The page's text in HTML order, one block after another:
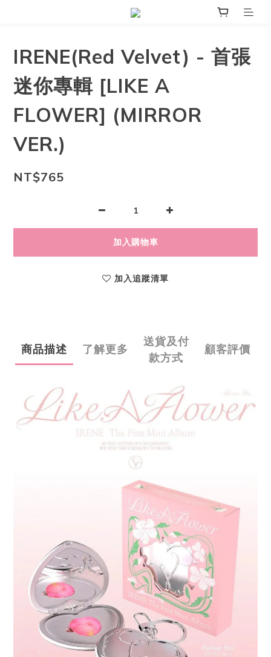
IRENE(Red Velvet) - 首張
迷你專輯 [LIKE A
FLOWER] (MIRROR
VER.)
NT$765
加入購物車
加入追蹤清單
商品描述 了解更多
送貨及付
款方式
顧客評價